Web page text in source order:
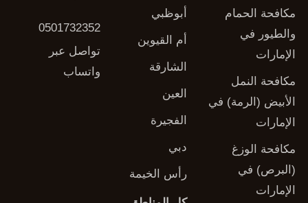
مكافحة الحمام
والطيور في
الإمارات
مكافحة النمل
الأبيض (الرمة) في
الإمارات
مكافحة الوزغ
(البرص) في
الإمارات
أبوظبي
أم القيوين
الشارقة
العين
الفجيرة
دبي
رأس الخيمة
0501732352
تواصل عبر
واتساب